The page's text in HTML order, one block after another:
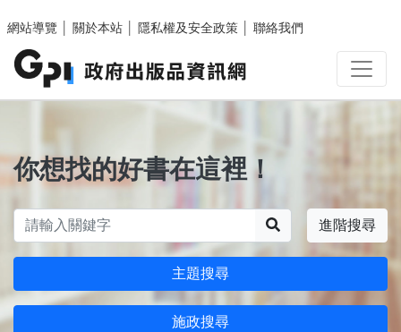
網站導覽
關於本站 隱私權及安全政策 聯絡我們
你想找的好書在這裡！
進階搜尋
主題搜尋
施政搜尋